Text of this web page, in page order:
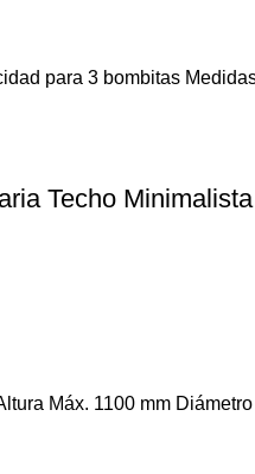
para 3 bombitas
Techo
Máx. 1100 mm